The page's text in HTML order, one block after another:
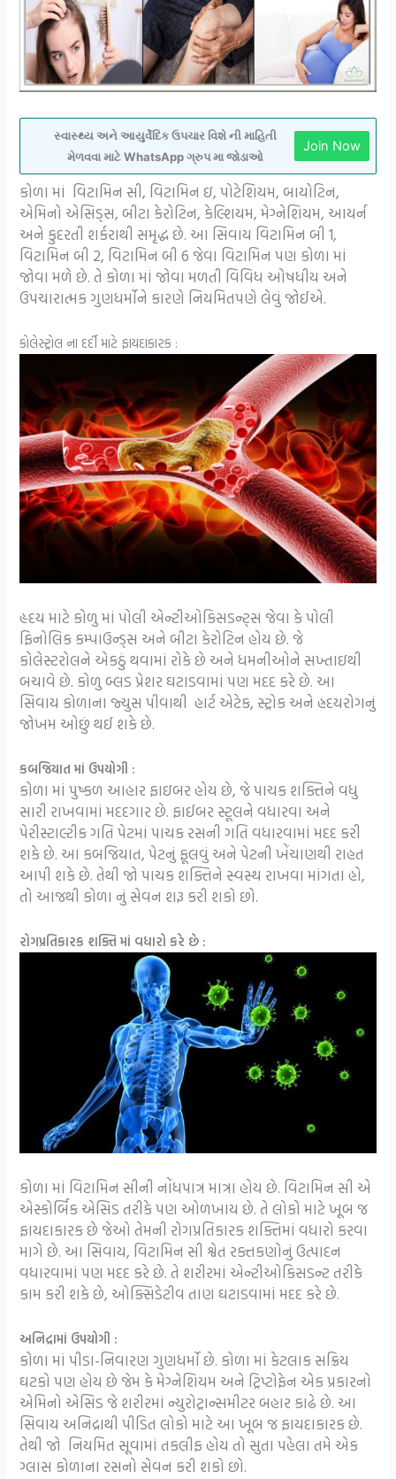
સ્વાસ્થ્ય અને આયુર્વેદિક ઉપચાર વિશે ની માહિતી
મેળવવા માટે WhatsApp ગ્રુપ મા જોડાઓ
Join Now
કોળા માં વિટામિન સી, વિટામિન ઇ, પોટેશિયમ, બાયોટિન,
એમિનો એસિડ્સ, બીટા કેરોટિન, કેલ્શિયમ, મેગ્નેશિયમ, આયર્ન
અને કુદરતી શર્કરાથી સમૃદ્ધ છે. આ સિવાય વિટામિન બી 1,
વિટામિન બી 2, વિટામિન બી 6 જેવા વિટામિન પણ કોળા માં
જોવા મળે છે. તે કોળા માં જોવા મળતી વિવિધ ઓષધીય અને
ઉપચારાત્મક ગુણધર્મોને કારણે નિયમિતપણે લેવું જોઈએ.
કોલેસ્ટ્રોલ ના દર્દી માટે ફાયદાકારક :
હૃદય માટે કોળુ માં પોલી એન્ટીઓકિસડન્ટ્સ જેવા કે પોલી
ફિનોલિક કમ્પાઉન્ડ્સ અને બીટા કેરોટિન હોય છે. જે
કોલેસ્ટરોલને એકઠું થવામાં રોકે છે અને ધમનીઓને સખ્તાઇથી
બચાવે છે. કોળુ બ્લડ પ્રેશર ઘટાડવામાં પણ મદદ કરે છે. આ
સિવાય કોળાના જ્યુસ પીવાથી હાર્ટ એટેક, સ્ટ્રોક અને હ્રદયરોગનું
જોખમ ઓછું થઈ શકે છે.
કબજિયાત માં ઉપયોગી :
કોળા માં પુષ્કળ આહાર ફાઇબર હોય છે, જે પાચક શક્તિને વધુ
સારી રાખવામાં મદદગાર છે. ફાઈબર સ્ટૂલને વધારવા અને
પેરીસ્ટાલ્ટીક ગતિ પેટમાં પાચક રસની ગતિ વધારવામાં મદદ કરી
શકે છે. આ કબજિયાત, પેટનું ફૂલવું અને પેટની ખેંચાણથી રાહત
આપી શકે છે. તેથી જો પાચક શક્તિને સ્વસ્થ રાખવા માંગતા હો,
તો આજથી કોળા નું સેવન શરૂ કરી શકો છો.
રોગપ્રતિકારક શક્તિ માં વધારો કરે છે :
કોળા માં વિટામિન સીની નોંધપાત્ર માત્રા હોય છે. વિટામિન સી એ
એસ્કોર્બિક એસિડ તરીકે પણ ઓળખાય છે. તે લોકો માટે ખૂબ જ
ફાયદાકારક છે જેઓ તેમની રોગપ્રતિકારક શક્તિમાં વધારો કરવા
માગે છે. આ સિવાય, વિટામિન સી શ્વેત રક્તકણોનું ઉત્પાદન
વધારવામાં પણ મદદ કરે છે. તે શરીરમાં એન્ટીઓકિસડન્ટ તરીકે
કામ કરી શકે છે, ઓક્સિડેટીવ તાણ ઘટાડવામાં મદદ કરે છે.
અનિદ્રામાં ઉપયોગી :
કોળા માં પીડા-નિવારણ ગુણધર્મો છે. કોળા માં કેટલાક સક્રિય
ઘટકો પણ હોય છે જેમ કે મેગ્નેશિયમ અને ટ્રિપ્ટોફેન એક પ્રકારનો
એમિનો એસિડ જે શરીરમાં ન્યુરોટ્રાન્સમીટર બહાર કાઢે છે. આ
સિવાય અનિદ્રાથી પીડિત લોકો માટે આ ખૂબ જ ફાયદાકારક છે.
તેથી જો નિયમિત સૂવામાં તકલીફ હોય તો સુતા પહેલા તમે એક
ગ્લાસ કોળાના રસનો સેવન કરી શકો છો.